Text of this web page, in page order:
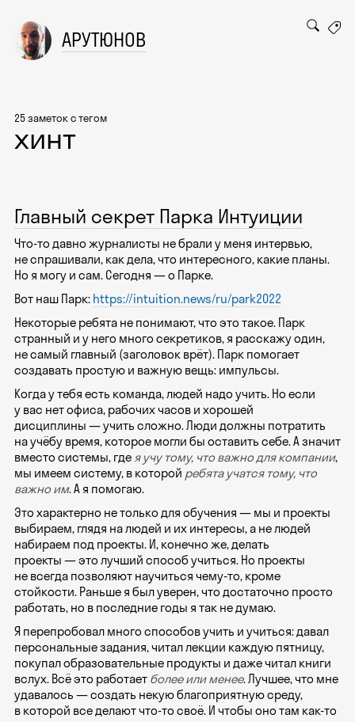
АРУТЮНОВ
25 заметок с тегом
хинт
Главный секрет Парка Интуиции
Что-то давно журналисты не брали у меня интервью,
не спрашивали, как дела, что интересного, какие планы.
Но я могу и сам. Сегодня — о Парке.
Вот наш Парк: https://intuition.news/ru/park2022
Некоторые ребята не понимают, что это такое. Парк
странный и у него много секретиков, я расскажу один,
не самый главный (заголовок врёт). Парк помогает
создавать простую и важную вещь: импульсы.
Когда у тебя есть команда, людей надо учить. Но если
у вас нет офиса, рабочих часов и хорошей
дисциплины — учить сложно. Люди должны потратить
на учёбу время, которое могли бы оставить себе. А значит
вместо системы, где я учу тому, что важно для компании,
мы имеем систему, в которой ребята учатся тому, что
важно им. А я помогаю.
Это характерно не только для обучения — мы и проекты
выбираем, глядя на людей и их интересы, а не людей
набираем под проекты. И, конечно же, делать
проекты — это лучший способ учиться. Но проекты
не всегда позволяют научиться чему-то, кроме
стойкости. Раньше я был уверен, что достаточно просто
работать, но в последние годы я так не думаю.
Я перепробовал много способов учить и учиться: давал
персональные задания, читал лекции каждую пятницу,
покупал образовательные продукты и даже читал книги
вслух. Всё это работает более или менее. Лучшее, что мне
удавалось — создать некую благоприятную среду,
в которой все делают что-то своё. И чтобы оно там как-то